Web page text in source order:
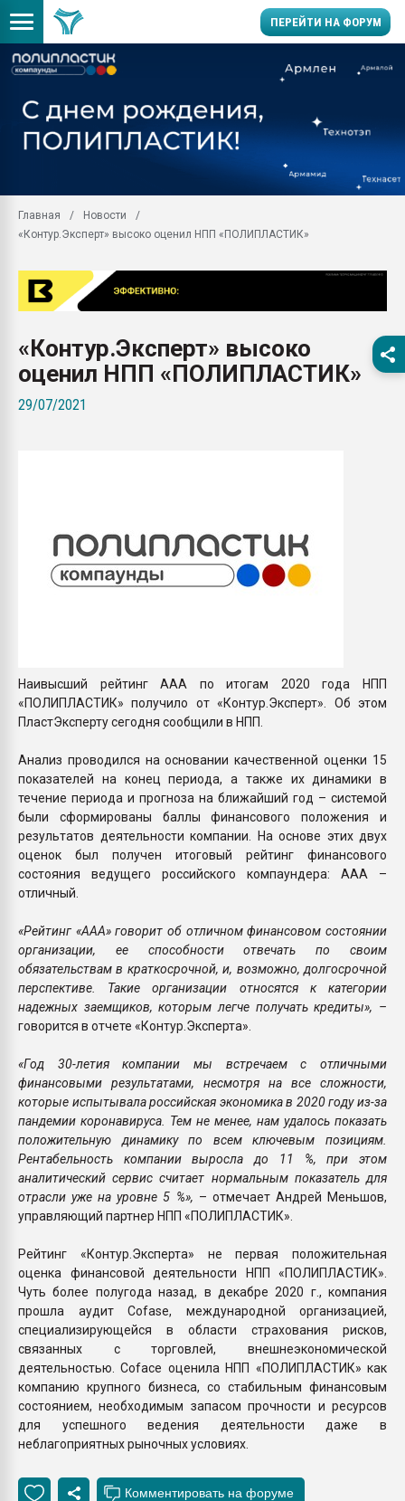
ПЕРЕЙТИ НА ФОРУМ
Вакуум-формовочные
28.07.2026
бутылок
Материал поверхности
вакуумного
Главная
Новости
«Контур.Эксперт» высоко оценил НПП «ПОЛИПЛАСТИК»
«Контур.Эксперт» высоко
оценил НПП «ПОЛИПЛАСТИК»
29/07/2021
Наивысший рейтинг ААА по итогам 2020 года НПП
«ПОЛИПЛАСТИК» получило от «Контур.Эксперт». Об этом
ПластЭксперту сегодня сообщили в НПП.
Анализ проводился на основании качественной оценки 15
показателей на конец периода, а также их динамики в
течение периода и прогноза на ближайший год – системой
были сформированы баллы финансового положения и
результатов деятельности компании. На основе этих двух
оценок был получен итоговый рейтинг финансового
состояния ведущего российского компаундера: AAA –
отличный.
«Рейтинг «AAA» говорит об отличном финансовом состоянии
организации, ее способности отвечать по своим
обязательствам в краткосрочной, и, возможно, долгосрочной
перспективе. Такие организации относятся к категории
надежных заемщиков, которым легче получать кредиты», –
говорится в отчете «Контур.Эксперта».
«Год 30-летия компании мы встречаем с отличными
финансовыми результатами, несмотря на все сложности,
которые испытывала российская экономика в 2020 году из-за
пандемии коронавируса. Тем не менее, нам удалось показать
положительную динамику по всем ключевым позициям.
Рентабельность компании выросла до 11 %, при этом
аналитический сервис считает нормальным показатель для
отрасли уже на уровне 5 %», – отмечает Андрей Меньшов,
управляющий партнер НПП «ПОЛИПЛАСТИК».
Рейтинг «Контур.Эксперта» не первая положительная
оценка финансовой деятельности НПП «ПОЛИПЛАСТИК».
Чуть более полугода назад, в декабре 2020 г., компания
прошла аудит Cofase, международной организацией,
специализирующейся в области страхования рисков,
связанных с торговлей, внешнеэкономической
деятельностью. Coface оценила НПП «ПОЛИПЛАСТИК» как
компанию крупного бизнеса, со стабильным финансовым
состоянием, необходимым запасом прочности и ресурсов
для успешного ведения деятельности даже в
неблагоприятных рыночных условиях.